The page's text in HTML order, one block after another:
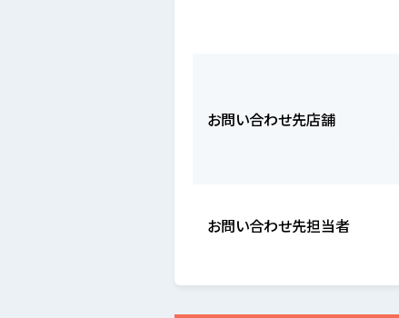
お問い合わせ先店舗
お問い合わせ先担当者